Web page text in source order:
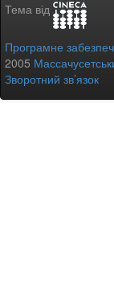
Тема від
Програмне
2005
Зворотний зв’язок